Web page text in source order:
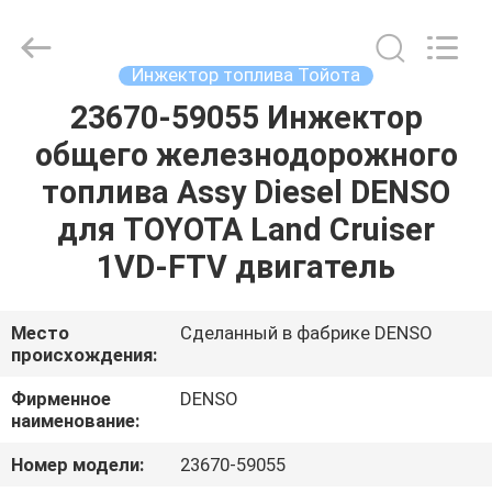
ДОМ
ПРОДУКТЫ
ПУТЕШЕСТВИЕ
ФАБРИКИ
ПРОВЕРКА
Parts
Co.,LTD.
Инжектор топлива Тойота
23670-59055 Инжектор
общего железнодорожного
топлива Assy Diesel DENSO
для TOYOTA Land Cruiser
1VD-FTV двигатель
Место
происхождения:
Сделанный в фабрике DENSO
Фирменное
наименование:
DENSO
Номер модели: 23670-59055